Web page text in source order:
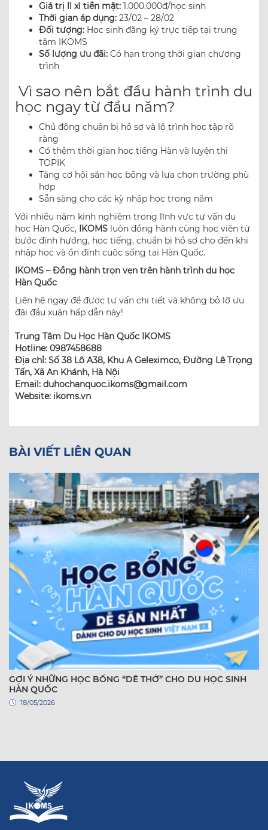
Giá trị lì xì tiền mặt: 1.000.000đ/học sinh
Thời gian áp dụng: 23/02 – 28/02
Đối tượng: Học sinh đăng ký trực tiếp tại trung
tâm IKOMS
Số lượng ưu đãi: Có hạn trong thời gian chương
trình
Vì sao nên bắt đầu hành trình du
học ngay từ đầu năm?
Chủ động chuẩn bị hồ sơ và lộ trình học tập rõ
ràng
Có thêm thời gian học tiếng Hàn và luyện thi
TOPIK
Tăng cơ hội săn học bổng và lựa chọn trường phù
hợp
Sẵn sàng cho các kỳ nhập học trong năm
Với nhiều năm kinh nghiệm trong lĩnh vực tư vấn du
học Hàn Quốc, IKOMS luôn đồng hành cùng học viên từ
bước định hướng, học tiếng, chuẩn bị hồ sơ cho đến khi
nhập học và ổn định cuộc sống tại Hàn Quốc.
IKOMS – Đồng hành trọn vẹn trên hành trình du học
Hàn Quốc
Liên hệ ngay để được tư vấn chi tiết và không bỏ lỡ ưu
đãi đầu xuân hấp dẫn này!
Trung Tâm Du Học Hàn Quốc IKOMS
Hotline: 0987458688
Địa chỉ: Số 38 Lô A38, Khu A Geleximco, Đường Lê Trọng
Tấn, Xã An Khánh, Hà Nội
Email: duhochanquoc.ikoms@gmail.com
Website: ikoms.vn
BÀI VIẾT LIÊN QUAN
GỢI Ý NHỮNG HỌC BỔNG “DỄ THỞ” CHO DU HỌC SINH
HÀN QUỐC
18/05/2026